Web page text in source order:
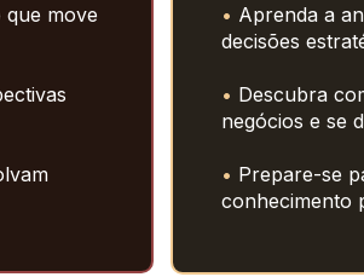
move
• Aprenda a
decisões
• Descubra
negócios e se
• Prepare-se
conhecimento